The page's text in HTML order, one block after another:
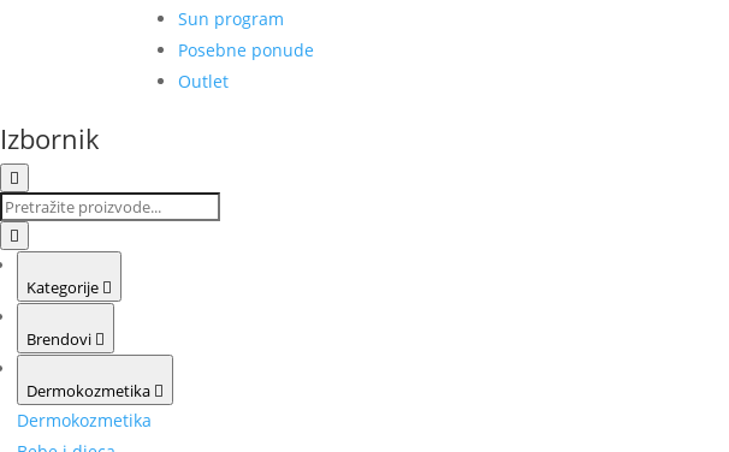
Sun program
Posebne ponude
Outlet
Izbornik
Kategorije
Brendovi
Dermokozmetika
Dermokozmetika